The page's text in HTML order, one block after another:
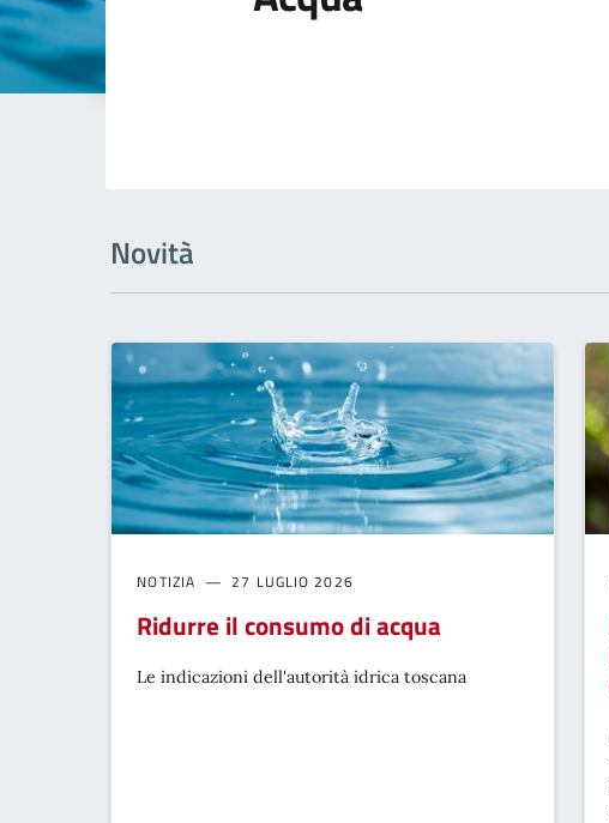
Novità
NOTIZIA 27 LUGLIO 2026
Ridurre il consumo di acqua
Le indicazioni dell'autorità idrica toscana